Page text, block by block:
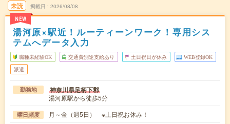
未読
NEW
掲載日 2026/08/08
湯河原×駅近！ルーティーンワーク！専用シス
テムへデータ入力
職種未経験OK 交通費別途支給あり 土日祝日が休み WEB登録OK
派遣
勤務地 神奈川県足柄下郡
湯河原駅から徒歩5分
曜日頻度 月～金（週5日） ※土日祝お休み！